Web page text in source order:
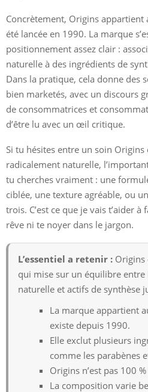
Concrètement, Origins appartient
été lancée en 1990. La marque
positionnement assez clair :
naturelle à des ingrédients de
Dans la pratique, cela donne des
bien marketés, avec un discours
de consommatrices et
d’être lu avec un œil critique.
Si tu hésites entre un soin
radicalement naturelle,
tu cherches vraiment : une
ciblée, une texture agréable, ou
trois. C’est ce que je vais t’aider
rêve ni te noyer dans le jargon.
L’essentiel a retenir : Origins
qui mise sur un équilibre entre
naturelle et actifs de synthèse
La marque appartient
existe depuis 1990.
Elle exclut plusieurs
comme les parabènes
Origins n’est pas 100
La composition varie